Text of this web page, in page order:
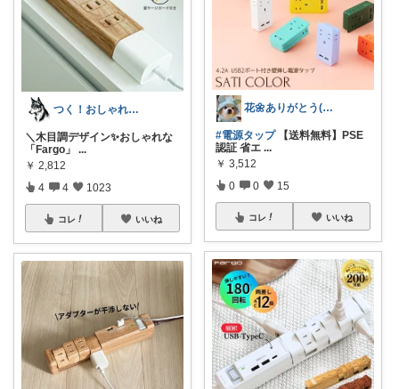
つく！おしゃれな商品や便利な商品をお届け
＼木目調デザイン✨おしゃれな
「Fargo」
...
￥ 2,812
4 4 1023
コレ いいね
花🌼ありがとう(*･ω･)*_ _)ﾍ
#電源タップ【送料無料】PSE
認証 省エ ...
￥ 3,512
0 0 15
コレ いいね